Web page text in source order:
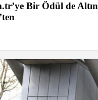
Bir Ödül de Altın